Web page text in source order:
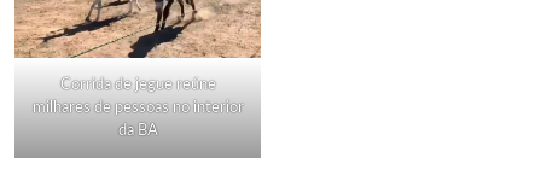
Corrida de jegue reúne
milhares de pessoas no interior
da BA